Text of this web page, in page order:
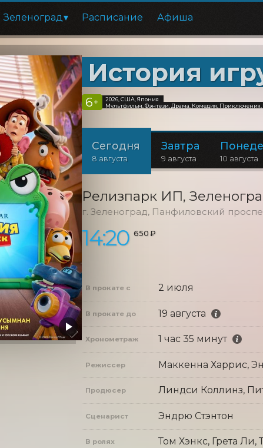
Зеленоград Расписание Афиша
История
6 +
2026, США, Япония
Мультфильм, Фэнтези, Драма, Комедия,
Сегодня
8 августа
Завтра
9 августа 10 августа
Релизпарк ИП,
г. Зеленоград, Панфиловский
14:20 650 ₽
В прокате с 2 июля
В прокате до 19 августа
Хронометраж 1 час 35 минут
Режиссер Маккенна Харрис,
Продюсер Линдси Коллинз,
Сценарист Эндрю Стэнтон
В ролях
Том Хэнкс, Грета